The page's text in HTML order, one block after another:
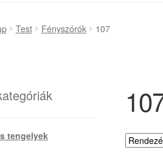
Test Fényszórók 107
tengelyek